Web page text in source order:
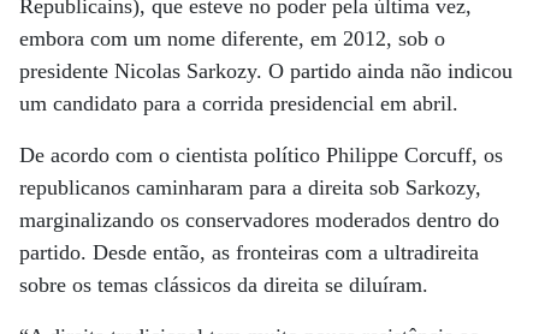
Republicains), que esteve no poder pela última vez,
embora com um nome diferente, em 2012, sob o
presidente Nicolas Sarkozy. O partido ainda não indicou
um candidato para a corrida presidencial em abril.
De acordo com o cientista político Philippe Corcuff, os
republicanos caminharam para a direita sob Sarkozy,
marginalizando os conservadores moderados dentro do
partido. Desde então, as fronteiras com a ultradireita
sobre os temas clássicos da direita se diluíram.